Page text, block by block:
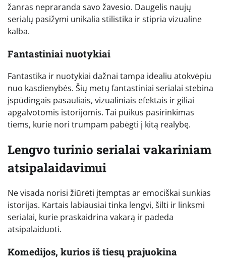
žanras nepraranda savo žavesio. Daugelis naujų
serialų pasižymi unikalia stilistika ir stipria vizualine
kalba.
Fantastiniai nuotykiai
Fantastika ir nuotykiai dažnai tampa idealiu atokvėpiu
nuo kasdienybės. Šių metų fantastiniai serialai stebina
įspūdingais pasauliais, vizualiniais efektais ir giliai
apgalvotomis istorijomis. Tai puikus pasirinkimas
tiems, kurie nori trumpam pabėgti į kitą realybę.
Lengvo turinio serialai vakariniam
atsipalaidavimui
Ne visada norisi žiūrėti įtemptas ar emociškai sunkias
istorijas. Kartais labiausiai tinka lengvi, šilti ir linksmi
serialai, kurie praskaidrina vakarą ir padeda
atsipalaiduoti.
Komedijos, kurios iš tiesų prajuokina